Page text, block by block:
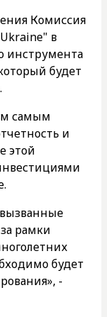
Комиссия
в
инструмента
будет
самым
и
этой
рамки
будет
-